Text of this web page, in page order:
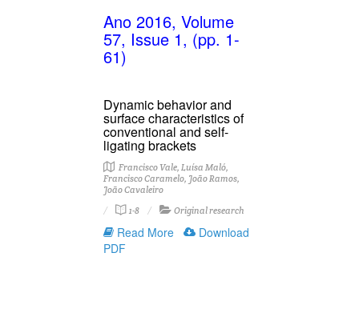
Ano 2016, Volume
57, Issue 1, (pp. 1-
61)
Dynamic behavior and
surface characteristics of
conventional and self-
ligating brackets
Francisco Vale, Luísa Maló,
Francisco Caramelo, João Ramos,
João Cavaleiro
1-8
Original research
Read More
Download
PDF